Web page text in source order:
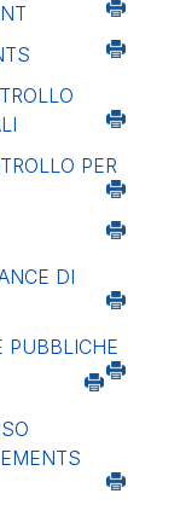
PER
DI
PUBBLICHE